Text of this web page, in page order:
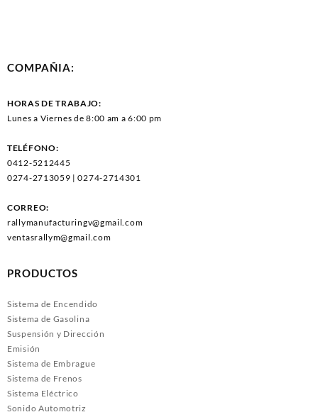
COMPAÑIA:
HORAS DE TRABAJO:
Lunes a Viernes de 8:00 am a 6:00 pm
TELÉFONO:
0412-5212445
0274-2713059 | 0274-2714301
CORREO:
rallymanufacturingv@gmail.com
ventasrallym@gmail.com
PRODUCTOS
Sistema de Encendido
Sistema de Gasolina
Suspensión y Dirección
Emisión
Sistema de Embrague
Sistema de Frenos
Sistema Eléctrico
Sonido Automotriz